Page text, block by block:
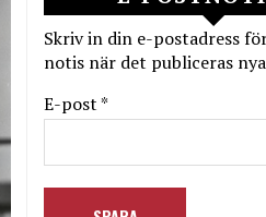
Skriv in din e-postadress
notis när det publiceras
E-post *